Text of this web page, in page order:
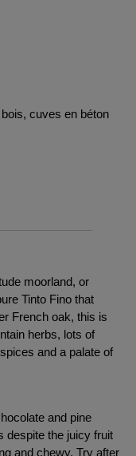
cuves en béton
moorland, or
Tinto Fino that
French oak, this is
herbs, lots of
and a palate of
and pine
despite the juicy fruit
and chewy. Try after